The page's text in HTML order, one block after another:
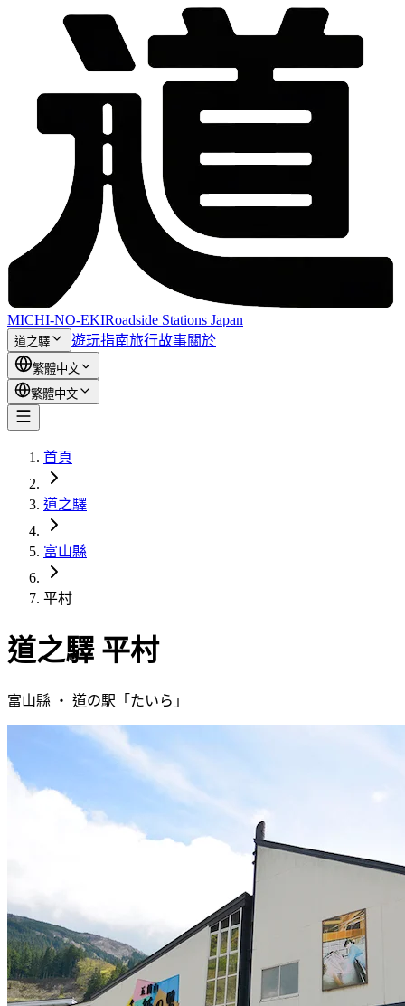
MICHI-NO-EKIRoadside Stations Japan
道之驛 遊玩指南旅行故事關於
繁體中文
繁體中文
首頁
道之驛
富山縣
平村
道之驛 平村
富山縣 ・ 道の駅「 たいら 」